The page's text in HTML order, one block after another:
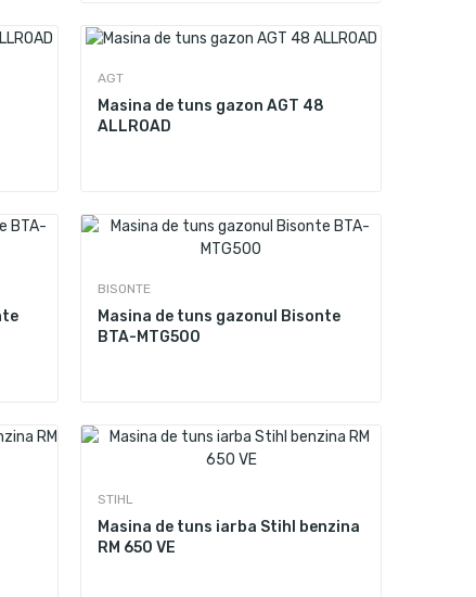
AGT
Masina de tuns gazon AGT 48
ALLROAD
BISONTE
Masina de tuns gazonul Bisonte
BTA-MTG500
STIHL
Masina de tuns iarba Stihl benzina
RM 650 VE